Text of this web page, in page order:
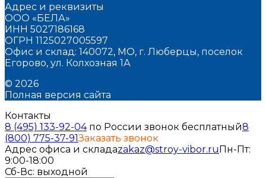
Адрес и реквизиты
ООО «БЕЛА»
ИНН 5027186168
ОГРН 1125027005597
Офис и склад: 140072, МО, г. Люберцы, поселок
Егорово, ул. Колхозная 1А
© 2026
Полная версия сайта
Контакты
8 (495) 133-92-04по России звонок бесплатный8
(800) 775-37-91Заказать звонок
Адрес офиса и складаzakaz@stroy-vibor.ruПн-Пт:
9:00-18:00
Сб-Вс: выходной